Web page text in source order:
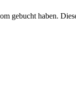
gebucht haben.